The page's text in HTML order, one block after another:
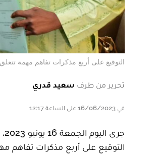
التوقيع على أربع مذكرات تفاهم مهمة
تحرير من طرف سعيد قدري
في 16/06/2023 على الساعة 12:17
التوقيع على أربع مذكرات تفاهم